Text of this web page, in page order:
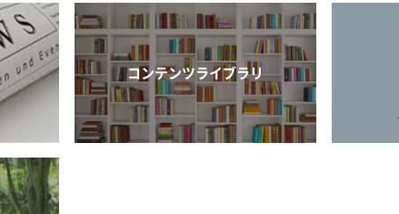
コンテンツライブラリ